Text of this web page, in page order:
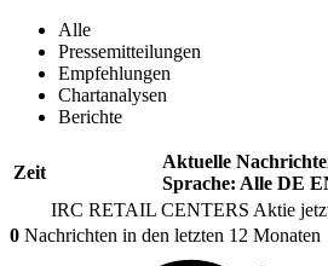
Alle
Pressemitteilungen
Empfehlungen
Chartanalysen
Berichte
Zeit
Aktuelle
Sprache: Alle DE
IRC RETAIL CENTERS Aktie
0 Nachrichten in den letzten 12 Monaten